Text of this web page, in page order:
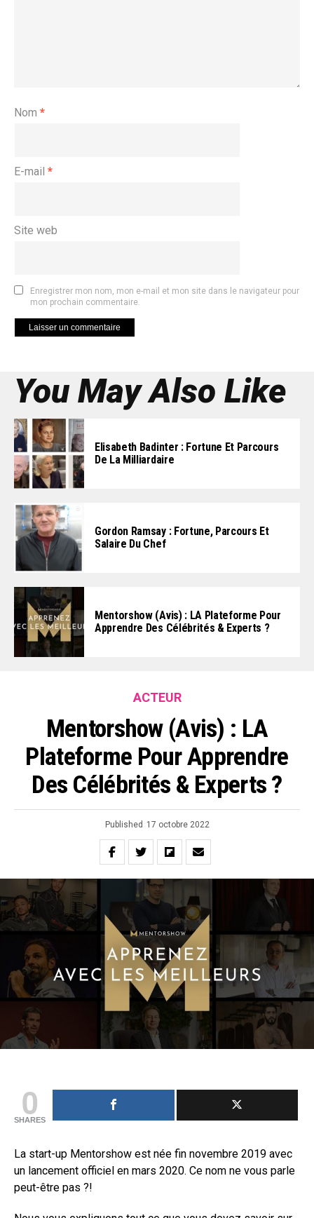
Nom *
E-mail *
Site web
Enregistrer mon nom, mon e-mail et mon site dans le navigateur pour
mon prochain commentaire.
You May Also Like
Elisabeth Badinter : Fortune Et Parcours
De La Milliardaire
Gordon Ramsay : Fortune, Parcours Et
Salaire Du Chef
Mentorshow (Avis) : LA Plateforme Pour
Apprendre Des Célébrités & Experts ?
ACTEUR
Mentorshow (Avis) : LA
Plateforme Pour Apprendre
Des Célébrités & Experts ?
Published 17 octobre 2022
0
SHARES
La start-up Mentorshow est née fin novembre 2019 avec
un lancement officiel en mars 2020. Ce nom ne vous parle
peut-être pas ?!